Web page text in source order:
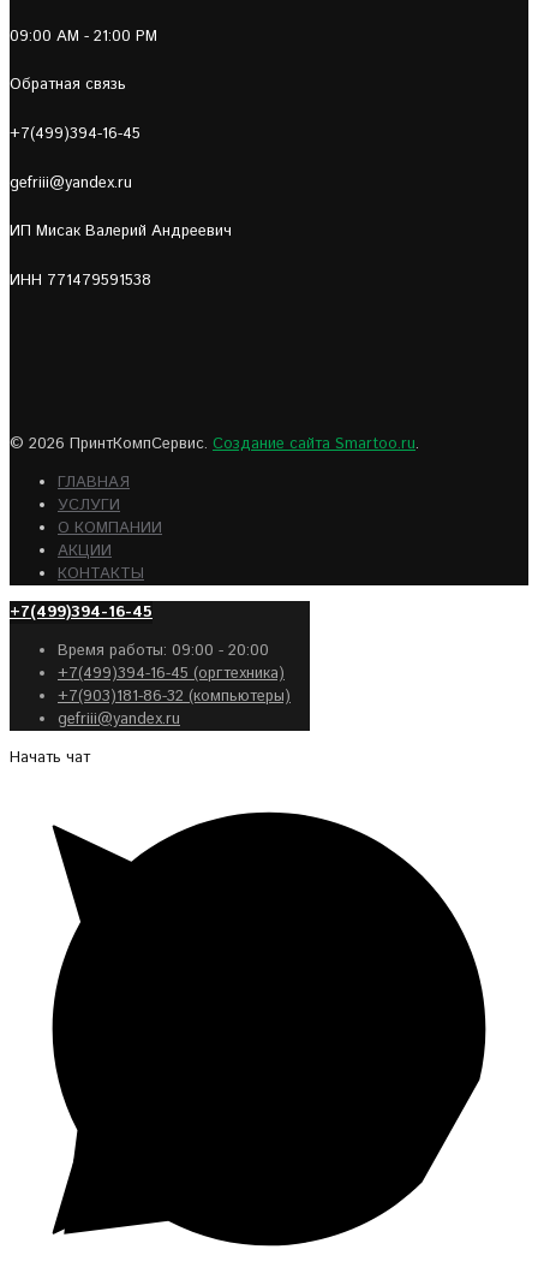
09:00 AM - 21:00 PM
Обратная связь
+7(499)394-16-45
gefriii@yandex.ru
ИП Мисак Валерий Андреевич
ИНН 771479591538
© 2026 ПринтКомпСервис. Создание сайта Smartoo.ru.
ГЛАВНАЯ
УСЛУГИ
О КОМПАНИИ
АКЦИИ
КОНТАКТЫ
+7(499)394-16-45
Время работы: 09:00 - 20:00
+7(499)394-16-45 (оргтехника)
+7(903)181-86-32 (компьютеры)
gefriii@yandex.ru
Начать чат